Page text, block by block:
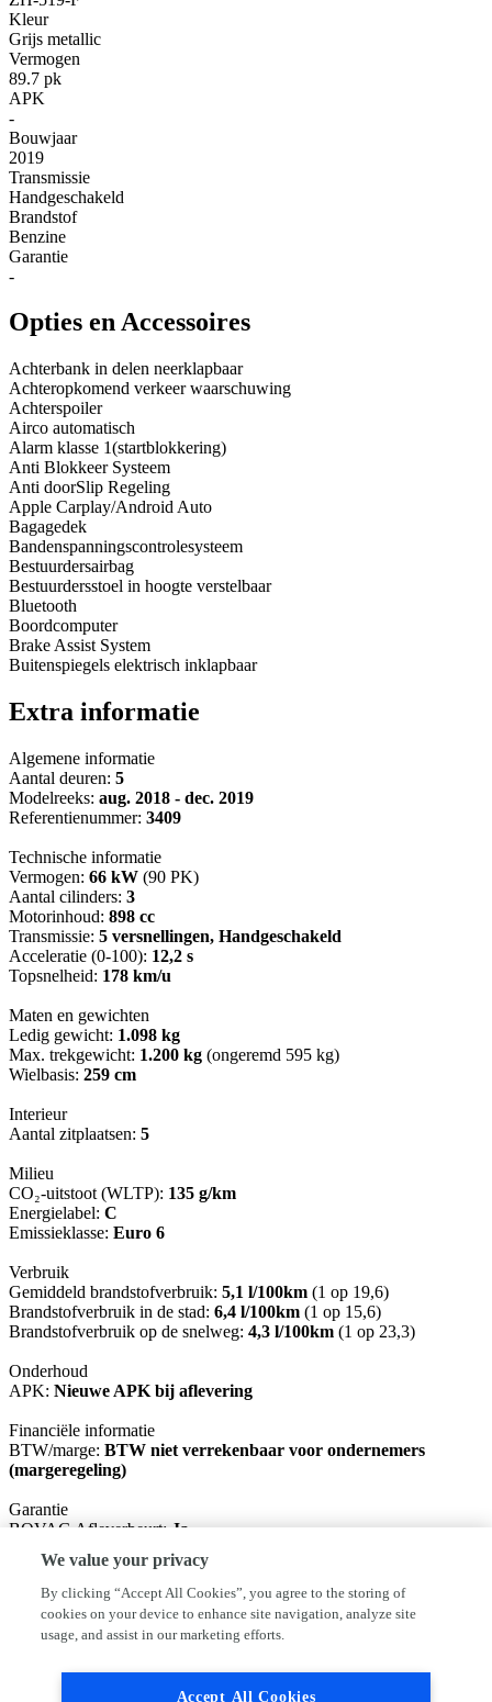
Kleur
Grijs metallic
Vermogen
89.7 pk
APK
-
Bouwjaar
2019
Transmissie
Handgeschakeld
Brandstof
Benzine
Garantie
-
Opties en Accessoires
Achterbank in delen neerklapbaar
Achteropkomend verkeer waarschuwing
Achterspoiler
Airco automatisch
Alarm klasse 1(startblokkering)
Anti Blokkeer Systeem
Anti doorSlip Regeling
Apple Carplay/Android Auto
Bagagedek
Bandenspanningscontrolesysteem
Bestuurdersairbag
Bestuurdersstoel in hoogte verstelbaar
Bluetooth
Boordcomputer
Brake Assist System
Buitenspiegels elektrisch inklapbaar
Extra informatie
Algemene informatie
Aantal deuren: 5
Modelreeks: aug. 2018 - dec. 2019
Referentienummer: 3409
Technische informatie
Vermogen: 66 kW (90 PK)
Aantal cilinders: 3
Motorinhoud: 898 cc
Transmissie: 5 versnellingen, Handgeschakeld
Acceleratie (0-100): 12,2 s
Topsnelheid: 178 km/u
Maten en gewichten
Ledig gewicht: 1.098 kg
Max. trekgewicht: 1.200 kg (ongeremd 595 kg)
Wielbasis: 259 cm
Interieur
Aantal zitplaatsen: 5
Milieu
CO₂-uitstoot (WLTP): 135 g/km
Energielabel: C
Emissieklasse: Euro 6
Verbruik
Gemiddeld brandstofverbruik: 5,1 l/100km (1 op 19,6)
Brandstofverbruik in de stad: 6,4 l/100km (1 op 15,6)
Brandstofverbruik op de snelweg: 4,3 l/100km (1 op 23,3)
Onderhoud
APK: Nieuwe APK bij aflevering
Financiële informatie
BTW/marge: BTW niet verrekenbaar voor ondernemers
(margeregeling)
Garantie
BOVAG Afleverbeurt:Ja
Basis pakket: Nieuwe APK, vloeistoffen controle. (inbegrepen)
Rodam pakket: Nieuwe APK, servicebeurt, 1/2 tank brandstof en 6
maanden BOVAG garantie €395,-
Ondanks het feit dat iedere advertentie met zorg door ons wordt
We value your privacy
By clicking “Accept All Cookies”, you agree to the storing of
cookies on your device to enhance site navigation, analyze site
usage, and assist in our marketing efforts.
Accept All Cookies